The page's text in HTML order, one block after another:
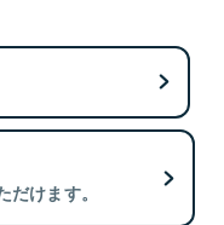
けます。